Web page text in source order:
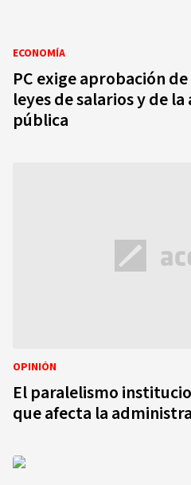
ECONOMÍA
PC exige aprobación
leyes de salarios y de
pública
OPINIÓN
El paralelismo institucional: tara burocrática
que afecta la